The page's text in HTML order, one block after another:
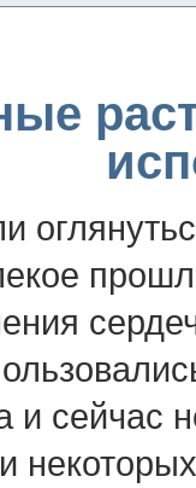
и сейчас